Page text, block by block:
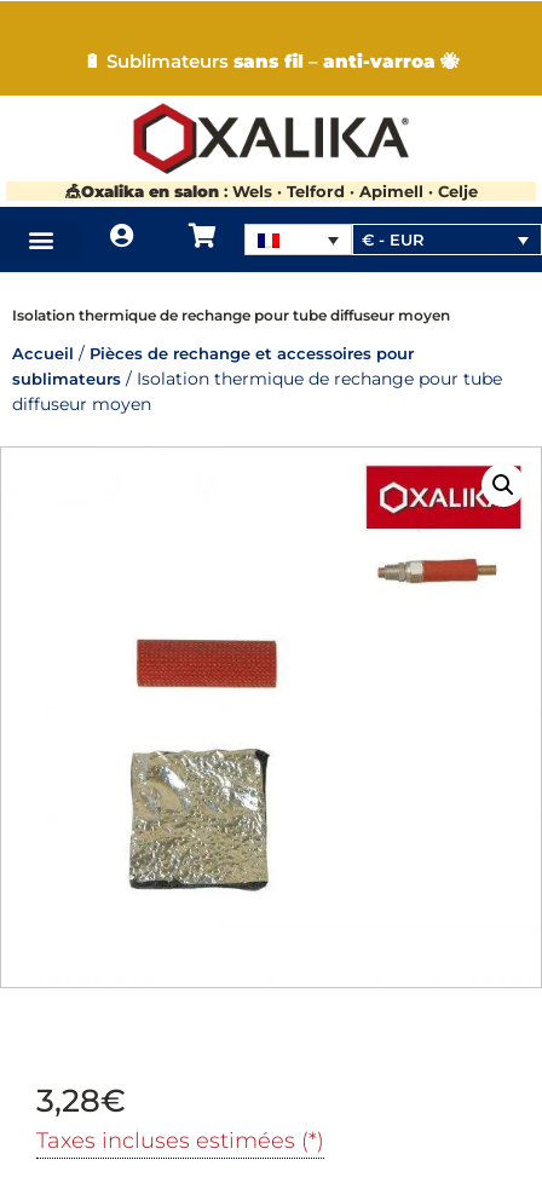
🔋 Sublimateurs sans fil – anti-varroa 🐝
🎪Oxalika en salon: Wels · Telford · Apimell · Celje
€ - EUR
Isolation thermique de rechange pour tube diffuseur moyen
Accueil / Pièces de rechange et accessoires pour
sublimateurs / Isolation thermique de rechange pour tube
diffuseur moyen
3,28€
Taxes incluses estimées (*)